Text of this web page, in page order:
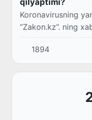
Koronavirusning
“Zakon.kz”. ning
davolangan
toʻkilishiga olib
1894